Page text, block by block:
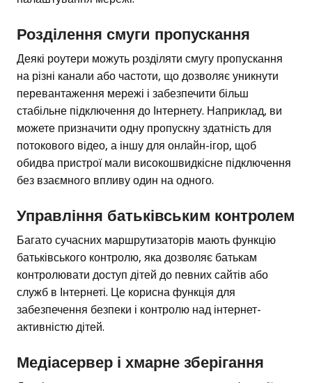
Розділення смуги пропускання
Деякі роутери можуть розділяти смугу пропускання
на різні канали або частоти, що дозволяє уникнути
перевантаження мережі і забезпечити більш
стабільне підключення до Інтернету. Наприклад, ви
можете призначити одну пропускну здатність для
потокового відео, а іншу для онлайн-ігор, щоб
обидва пристрої мали високошвидкісне підключення
без взаємного впливу один на одного.
Управління батьківським контролем
Багато сучасних маршрутизаторів мають функцію
батьківського контролю, яка дозволяє батькам
контролювати доступ дітей до певних сайтів або
служб в Інтернеті. Це корисна функція для
забезпечення безпеки і контролю над інтернет-
активністю дітей.
Медіасервер і хмарне зберігання